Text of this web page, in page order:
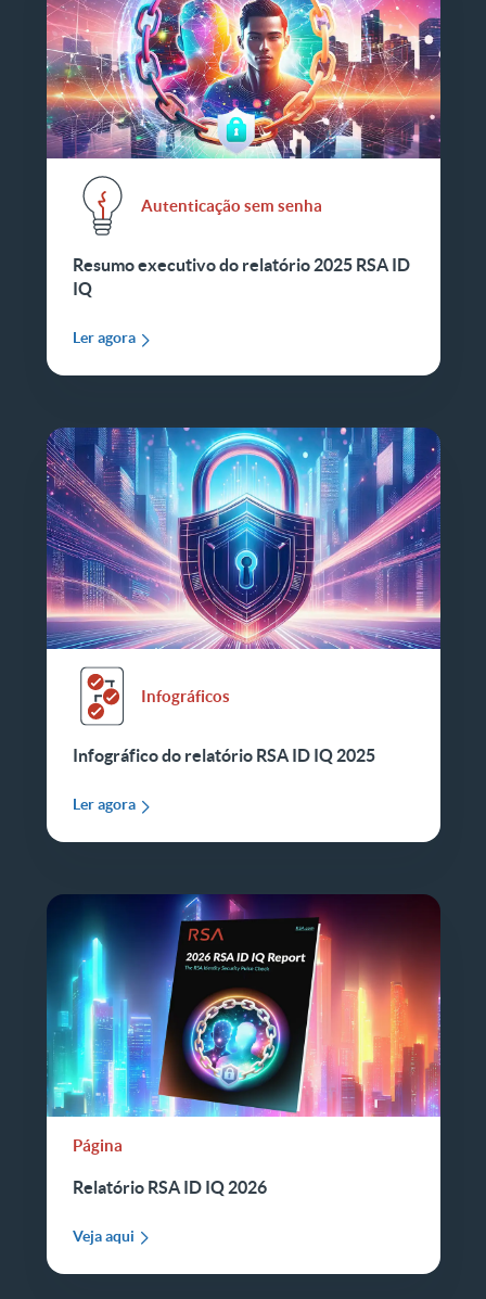
Autenticação sem senha
Resumo executivo do relatório 2025 RSA ID
IQ
Ler agora
Infográficos
Infográfico do relatório RSA ID IQ 2025
Ler agora
Página
Relatório RSA ID IQ 2026
Veja aqui